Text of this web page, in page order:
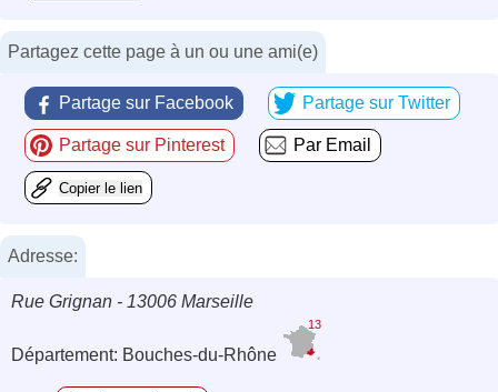
Partagez cette page à un ou une ami(e)
Partage sur Facebook Partage sur Twitter
Partage sur Pinterest Par Email
Copier le lien
Adresse:
Rue Grignan - 13006 Marseille
Département: Bouches-du-Rhône
13